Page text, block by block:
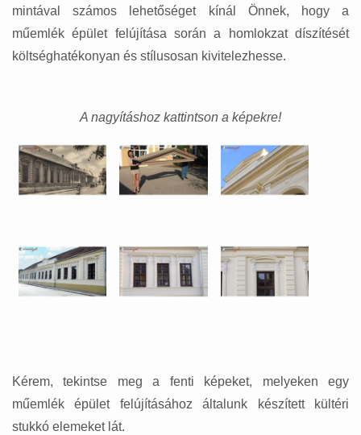
mintával számos lehetőséget kínál Önnek, hogy a
műemlék épület felújítása során a homlokzat díszítését
költséghatékonyan és stílusosan kivitelezhesse.
A nagyításhoz kattintson a képekre!
Kérem, tekintse meg a fenti képeket, melyeken egy
műemlék épület felújításához általunk készített kültéri
stukkó elemeket lát.